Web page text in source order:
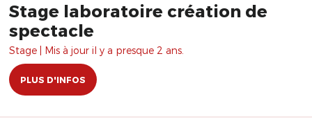
Stage laboratoire création de
spectacle
Stage | Mis à jour il y a presque 2 ans.
PLUS D'INFOS